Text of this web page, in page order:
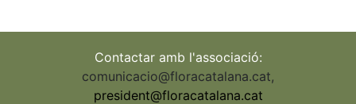
Contactar amb l'associació:
comunicacio@floracatalana.cat,
president@floracatalana.cat